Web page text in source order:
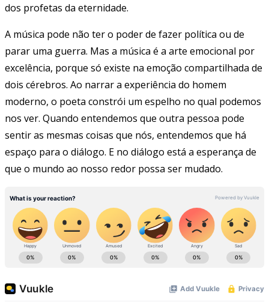
dos profetas da eternidade.
A música pode não ter o poder de fazer política ou de
parar uma guerra. Mas a música é a arte emocional por
excelência, porque só existe na emoção compartilhada de
dois cérebros. Ao narrar a experiência do homem
moderno, o poeta constrói um espelho no qual podemos
nos ver. Quando entendemos que outra pessoa pode
sentir as mesmas coisas que nós, entendemos que há
espaço para o diálogo. E no diálogo está a esperança de
que o mundo ao nosso redor possa ser mudado.